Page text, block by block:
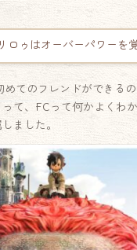
ロゥはオーバーパワーを
てのフレンドができる
て、FCって何かよくわ
ました。